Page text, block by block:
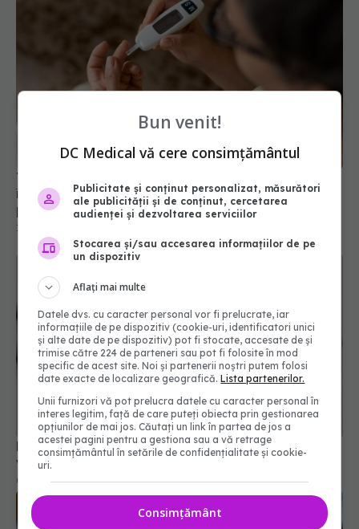
întâmplă când crește prea mult și ce complicații
poate da
10 apr 2026, 12:29
Riscul de infarct în diabetul de tip 2. Ce trebuie
verificat în afară de vechimea bolii
06 iun 2026, 14:37
Bun venit!
DC Medical vă cere consimțământul
Publicitate și conținut personalizat, măsurători
ale publicității și de conținut, cercetarea
audienței și dezvoltarea serviciilor
Stocarea și/sau accesarea informațiilor de pe
un dispozitiv
Aflați mai multe
Datele dvs. cu caracter personal vor fi prelucrate, iar
informațiile de pe dispozitiv (cookie-uri, identificatori unici
și alte date de pe dispozitiv) pot fi stocate, accesate de și
trimise către 224 de parteneri sau pot fi folosite în mod
specific de acest site. Noi și partenerii noștri putem folosi
date exacte de localizare geografică.Lista partenerilor.
Unii furnizori vă pot prelucra datele cu caracter personal în
interes legitim, față de care puteți obiecta prin gestionarea
opțiunilor de mai jos. Căutați un link în partea de jos a
acestei pagini pentru a gestiona sau a vă retrage
consimțământul în setările de confidențialitate și cookie-
uri.
Consimțământ